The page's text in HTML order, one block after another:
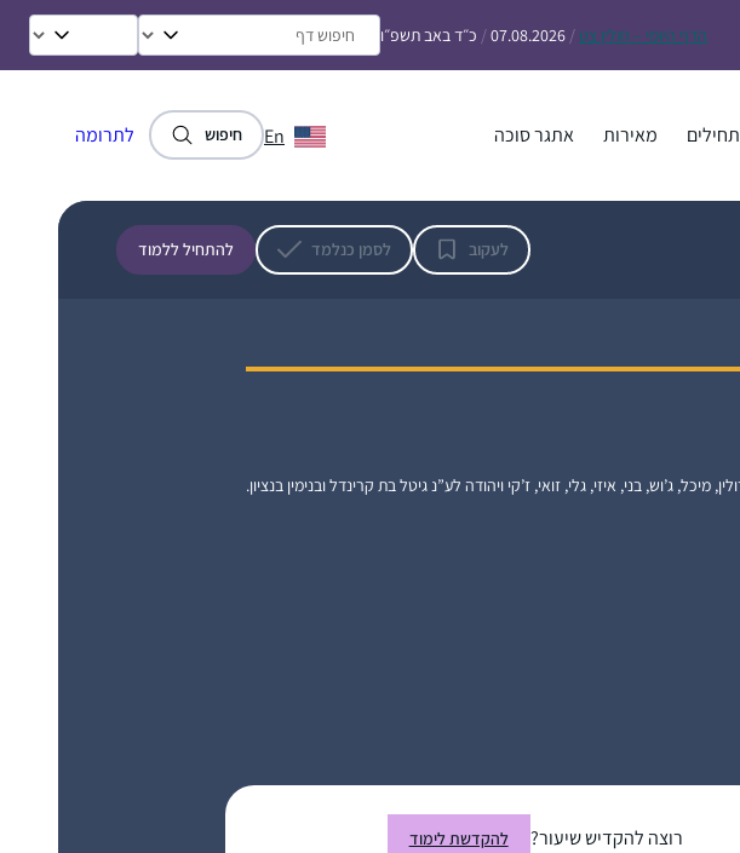
הדף היומי – חולין צט /
07.08.2026
/ כ״ד באב תשפ״ו
מאירות אתגר סוכה En חיפוש לתרומה
לעקוב לסמן כנלמד להתחיל ללמוד
ג’וש, בני, איזי, גלי, זואי, ז’קי ויהודה לע”נ גיטל בת קרינדל ובנימין בנציון.
רוצה להקדיש שיעור? להקדשת לימוד